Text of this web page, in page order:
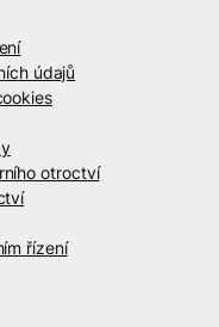
údajů
otroctví
řízení